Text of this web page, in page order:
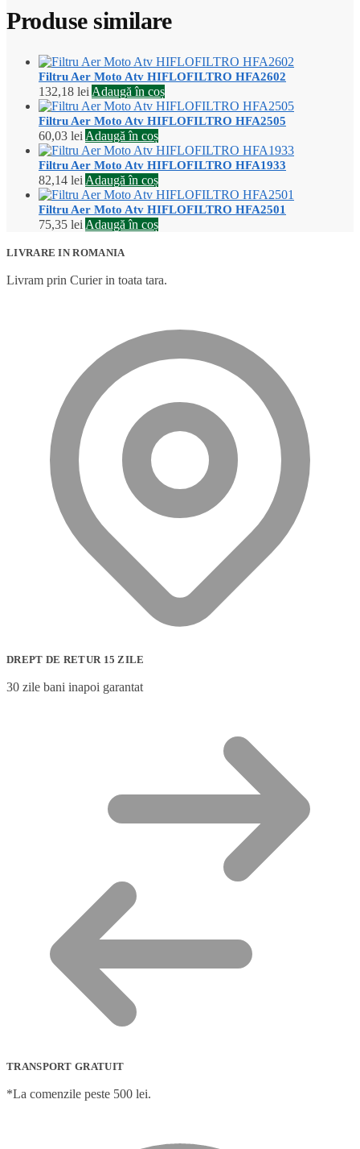
Produse similare
Filtru Aer Moto Atv HIFLOFILTRO HFA2602
132,18 leiAdaugă în coș
Filtru Aer Moto Atv HIFLOFILTRO HFA2505
60,03 leiAdaugă în coș
Filtru Aer Moto Atv HIFLOFILTRO HFA1933
82,14 leiAdaugă în coș
Filtru Aer Moto Atv HIFLOFILTRO HFA2501
75,35 leiAdaugă în coș
LIVRARE IN ROMANIA
Livram prin Curier in toata tara.
DREPT DE RETUR 15 ZILE
30 zile bani inapoi garantat
TRANSPORT GRATUIT
*La comenzile peste 500 lei.